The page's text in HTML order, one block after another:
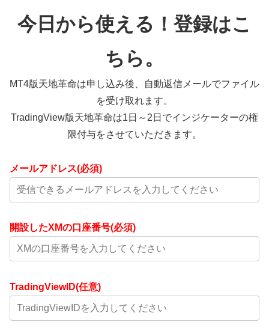
今日から使える！登録はこ
ちら。
MT4版天地革命は申し込み後、自動返信メールでファイル
を受け取れます。
TradingView版天地革命は1日～2日でインジケーターの権
限付与をさせていただきます。
メールアドレス(必須)
開設したXMの口座番号(必須)
TradingViewID(任意)